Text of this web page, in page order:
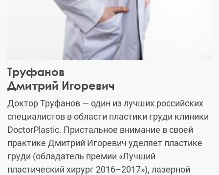
Труфанов
Дмитрий Игоревич
Доктор Труфанов — один из лучших российских
специалистов в области пластики груди клиники
DoctorPlastic. Пристальное внимание в своей
практике Дмитрий Игоревич уделяет пластике
груди (обладатель премии «Лучший
пластический хирург 2016–2017»), лазерной